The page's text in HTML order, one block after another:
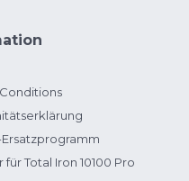
für Total Iron 10100 Pro